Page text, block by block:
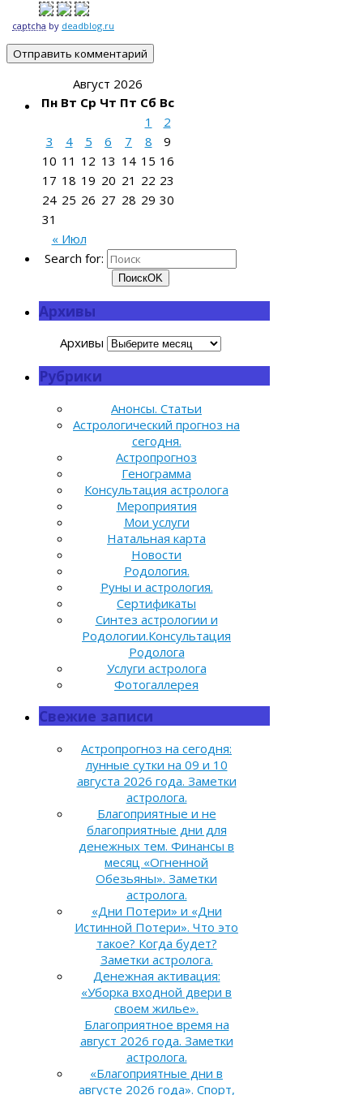
captcha by deadblog.ru
Август 2026
Пн Вт Ср Чт Пт Сб Вс
« Июл
1
2
3
4 5 6 7 8
9
10 11 12 13 14 15 16
17 18 19 20 21 22 23
24 25 26 27 28 29 30
31
Search for:
ПоискOK
Архивы
Архивы
Рубрики
Анонсы. Статьи
Астрологический прогноз на
сегодня.
Астропрогноз
Генограмма
Консультация астролога
Мероприятия
Мои услуги
Натальная карта
Новости
Родология.
Руны и астрология.
Сертификаты
Синтез астрологии и
Родологии.Консультация
Родолога
Услуги астролога
Фотогаллерея
Свежие записи
Астропрогноз на сегодня:
лунные сутки на 09 и 10
августа 2026 года. Заметки
астролога.
Благоприятные и не
благоприятные дни для
денежных тем. Финансы в
месяц «Огненной
Обезьяны». Заметки
астролога.
«Дни Потери» и «Дни
Истинной Потери». Что это
такое? Когда будет?
Заметки астролога.
Денежная активация:
«Уборка входной двери в
своем жилье».
Благоприятное время на
август 2026 года. Заметки
астролога.
«Благоприятные дни в
августе 2026 года». Спорт,